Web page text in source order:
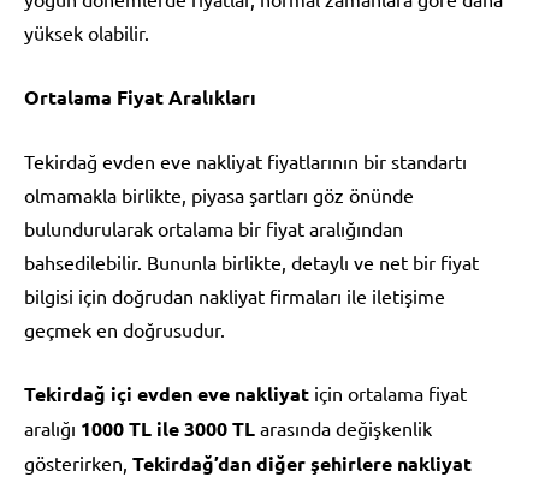
yüksek olabilir.
Ortalama Fiyat Aralıkları
Tekirdağ evden eve nakliyat fiyatlarının bir standartı
olmamakla birlikte, piyasa şartları göz önünde
bulundurularak ortalama bir fiyat aralığından
bahsedilebilir. Bununla birlikte, detaylı ve net bir fiyat
bilgisi için doğrudan nakliyat firmaları ile iletişime
geçmek en doğrusudur.
Tekirdağ içi evden eve nakliyat için ortalama fiyat
aralığı 1000 TL ile 3000 TL arasında değişkenlik
gösterirken, Tekirdağ’dan diğer şehirlere nakliyat